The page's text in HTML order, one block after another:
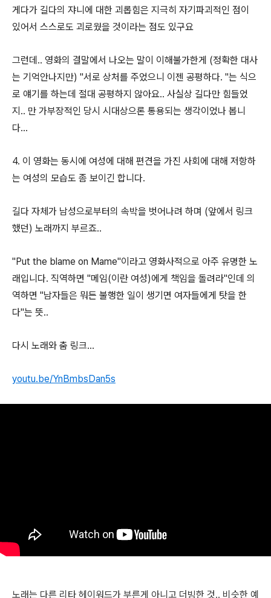
게다가 길다의 쟈니에 대한 괴롭힘은 지극히 자기파괴적인 점이
있어서 스스로도 괴로웠을 것이라는 점도 있구요
그런데.. 영화의 결말에서 나오는 말이 이해불가한게 (정확한 대사
는 기억안나지만) "서로 상처를 주었으니 이젠 공평하다. "는 식으
로 얘기를 하는데 절대 공평하지 않아요.. 사실상 길다만 힘들었
지.. 만 가부장적인 당시 시대상으론 통용되는 생각이었나 봅니
다...
4. 이 영화는 동시에 여성에 대해 편견을 가진 사회에 대해 저항하
는 여성의 모습도 좀 보이긴 합니다.
길다 자체가 남성으로부터의 속박을 벗어나려 하며 (앞에서 링크
했던) 노래까지 부르죠..
"Put the blame on Mame"이라고 영화사적으로 아주 유명한 노
래입니다. 직역하면 "메임(이란 여성)에게 책임을 돌려라"인데 의
역하면 "남자들은 뭐든 불행한 일이 생기면 여자들에게 탓을 한
다"는 뜻..
다시 노래와 춤 링크...
youtu.be/YnBmbsDan5s
노래는 다른 리타 헤이워드가 부른게 아니고 더빙한 것.. 비슷한 예